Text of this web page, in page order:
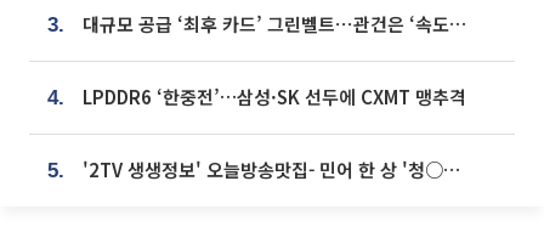
3. 대규모 공급 ‘최후 카드’ 그린벨트⋯관건은 ‘속도’ [주택공급 승부수의 조건]
4. LPDDR6 ‘한중전’…삼성·SK 선두에 CXMT 맹추격
5. '2TV 생생정보' 오늘방송맛집- 민어 한 상 '청○○○' vs 전복 한 상 '명○'